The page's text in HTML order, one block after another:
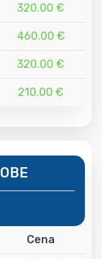
320.00 €
460.00 €
320.00 €
210.00 €
Cena